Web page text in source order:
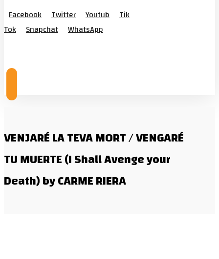
Facebook
Twitter Youtub
Tik
Tok
Snapchat
WhatsApp
VENJARÉ LA TEVA MORT / VENGARÉ
TU MUERTE (I Shall Avenge your
Death) by CARME RIERA